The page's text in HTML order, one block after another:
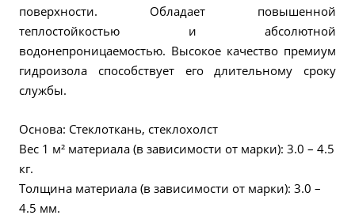
поверхности. Обладает повышенной
теплостойкостью и абсолютной
водонепроницаемостью. Высокое качество премиум
гидроизола способствует его длительному сроку
службы.
Основа: Стеклоткань, стеклохолст
Вес 1 м² материала (в зависимости от марки): 3.0 – 4.5
кг.
Толщина материала (в зависимости от марки): 3.0 –
4.5 мм.